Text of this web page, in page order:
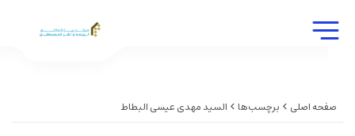
صفحه اصلی برچسب‌ها السید مهدی عیسی البطاط